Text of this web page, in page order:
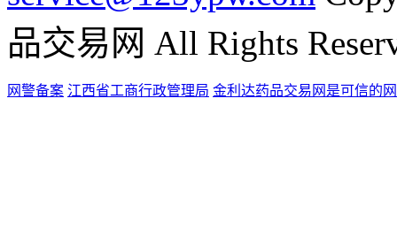
品交易网 All Rights
网警备案 江西省工商行政管理局 金利达药品交易网是可信的